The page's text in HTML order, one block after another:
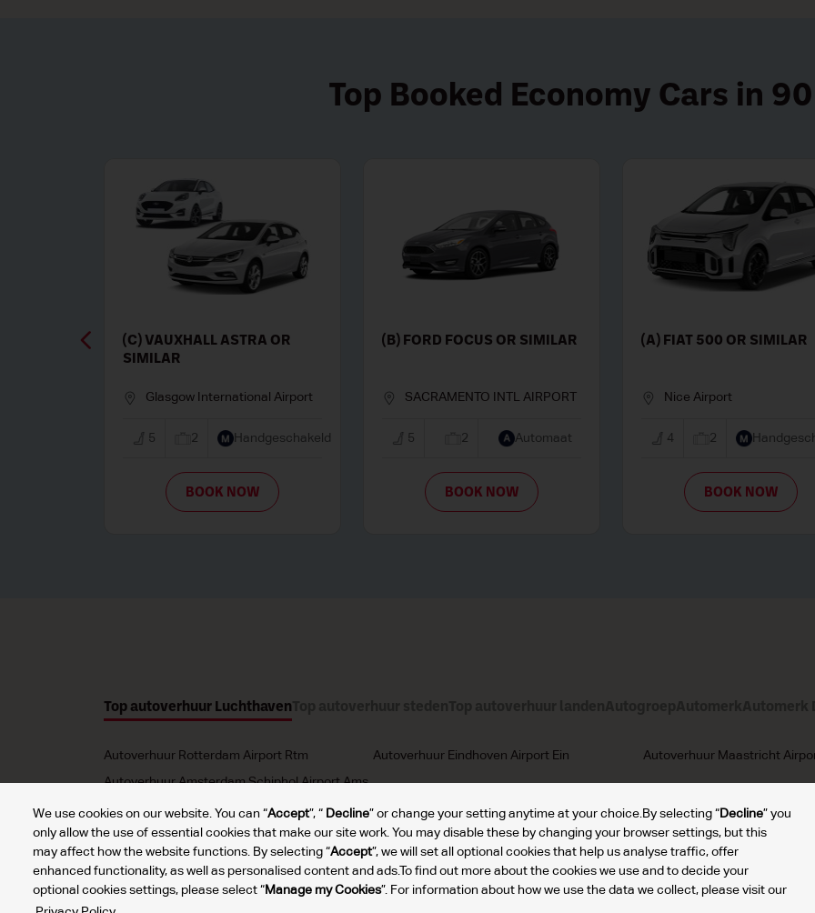
We use cookies on our website. You can “Accept”, “ Decline” or change your setting anytime at your choice.By selecting “ Decline” you
only allow the use of essential cookies that make our site work. You may disable these by changing your browser settings, but this
may affect how the website functions. By selecting “Accept”, we will set all optional cookies that help us analyse traffic, offer
enhanced functionality, as well as personalised content and ads.To find out more about the cookies we use and to decide your
optional cookies settings, please select “Manage my Cookies”. For information about how we use the data we collect, please visit our
Top Booked Economy Cars in
OR SIMILAR
Handgeschakeld
(C) PEUGEOT 2008 OR
Bordeaux Airport
5 3 Handgeschakeld
BOOK NOW
(O) TOYOTA RAV4 OR
REYKJAVIK KEFLAVIK INT
5
BOOK NOW
(C) MAZDA 3
5 3
Top autoverhuur Luchthaven
Autoverhuur Rotterdam Airport Rtm Autoverhuur Eindhoven Airport Ein Autoverhuur Maastricht
Autoverhuur Amsterdam Schiphol Airport Ams
Mijn
cookies